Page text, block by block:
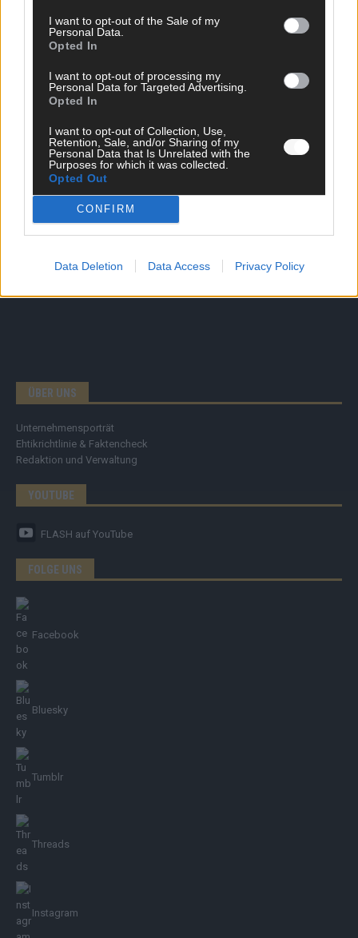
I want to opt-out of the Sale of my
Personal Data.
Opted In
I want to opt-out of processing my
Personal Data for Targeted Advertising.
Opted In
I want to opt-out of Collection, Use,
Retention, Sale, and/or Sharing of my
Personal Data that Is Unrelated with the
Purposes for which it was collected.
Opted Out
CONFIRM
Data Deletion Data Access Privacy Policy
Money Matters
Tipps & Tricks
Brainpower
Specials
Streams & Storys
Eurovision
FLASH – DAS VIDEOPORTAL
ÜBER UNS
Unternehmensporträt
Ehtikrichtlinie & Faktencheck
Redaktion und Verwaltung
YOUTUBE
FLASH auf YouTube
FOLGE UNS
Facebook
Bluesky
Tumblr
Threads
Instagram